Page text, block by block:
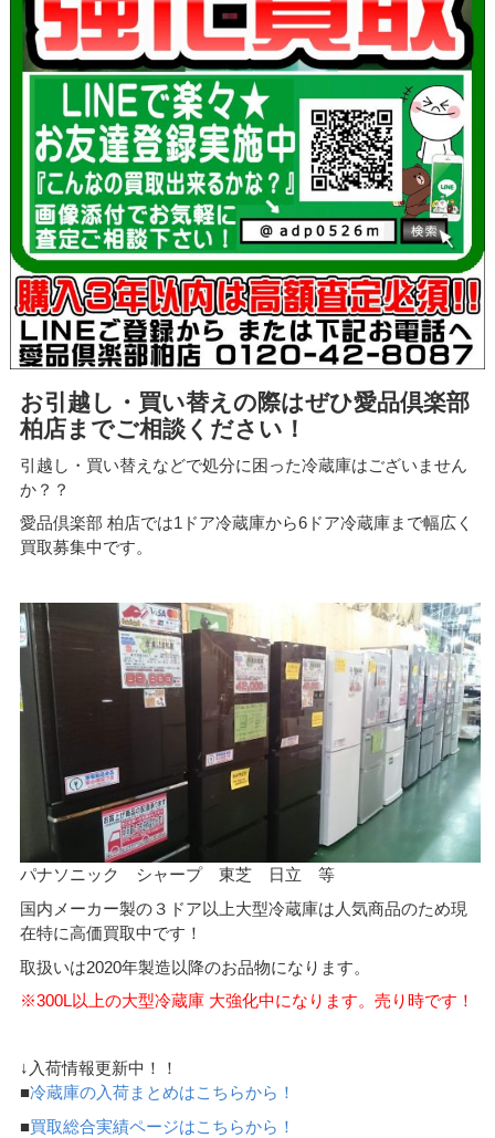
お引越し・買い替えの際はぜひ愛品倶楽部
柏店までご相談ください！
引越し・買い替えなどで処分に困った冷蔵庫はございません
か？？
愛品倶楽部 柏店では1ドア冷蔵庫から6ドア冷蔵庫まで幅広く
買取募集中です。
パナソニック シャープ 東芝 日立 等
国内メーカー製の３ドア以上大型冷蔵庫は人気商品のため現
在特に高価買取中です！
取扱いは2020年製造以降のお品物になります。
※300L以上の大型冷蔵庫 大強化中になります。売り時です！
↓入荷情報更新中！！
■冷蔵庫の入荷まとめはこちらから！
■買取総合実績ページはこちらから！